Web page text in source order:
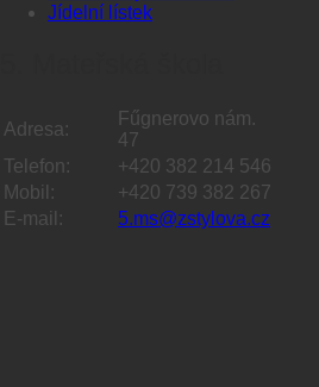
Jídelní lístek
Adresa:
Fűgnerovo nám.
47
Telefon:
+420 382 214 546
Mobil:
+420 739 382 267
E-mail:
5.ms@zstylova.cz